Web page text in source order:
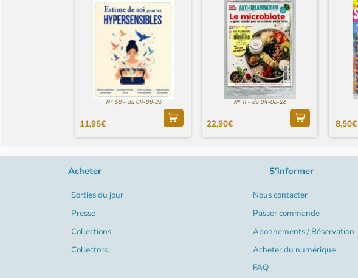
N° 58 - du 04-08-26
11,95€
N° 11 - du 04-08-26
22,90€ 8,50€
Acheter
Sorties du jour
Presse
Collections
Collectors
S'informer
Nous contacter
Passer commande
Abonnements / Réservation
Acheter du numérique
FAQ